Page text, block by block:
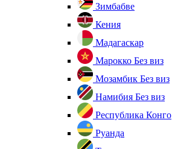
Зимбабве
Кения
Мадагаскар
Марокко Без виз
Мозамбик Без виз
Намибия Без виз
Республика Конго
Руанда